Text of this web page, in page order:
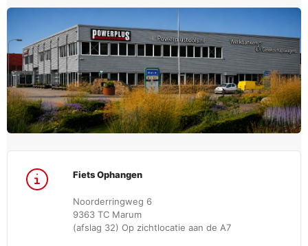
Fiets Ophangen
Noorderringweg 6
9363 TC Marum
(afslag 32) Op zichtlocatie aan de A7